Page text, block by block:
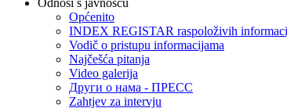
Odnosi s javnošću
Općenito
INDEX REGISTAR raspoloživih
Vodič o pristupu informacijama
Najčešća pitanja
Video galerija
Други о нама - ПРЕСC
Zahtjev za intervju